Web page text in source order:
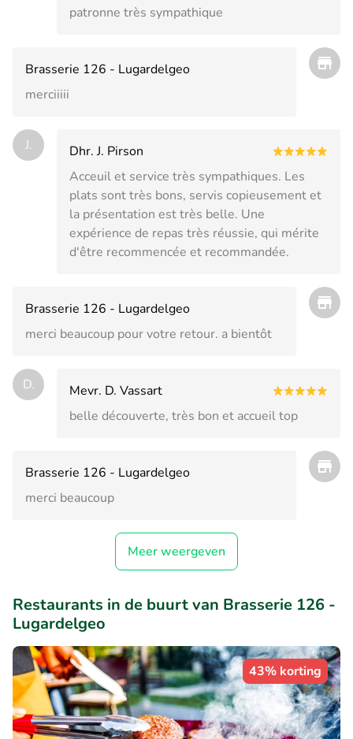
patronne très sympathique
Brasserie 126 - Lugardelgeo
merciiiii
J.
Dhr. J. Pirson
Acceuil et service très sympathiques. Les
plats sont très bons, servis copieusement et
la présentation est très belle. Une
expérience de repas très réussie, qui mérite
d'être recommencée et recommandée.
Brasserie 126 - Lugardelgeo
merci beaucoup pour votre retour. a bientôt
D.
Mevr. D. Vassart
belle découverte, très bon et accueil top
Brasserie 126 - Lugardelgeo
merci beaucoup
Meer weergeven
Restaurants in de buurt van Brasserie 126 -
Lugardelgeo
43% korting